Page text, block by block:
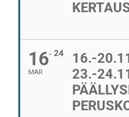
16
MAR
24
16.-
23.-